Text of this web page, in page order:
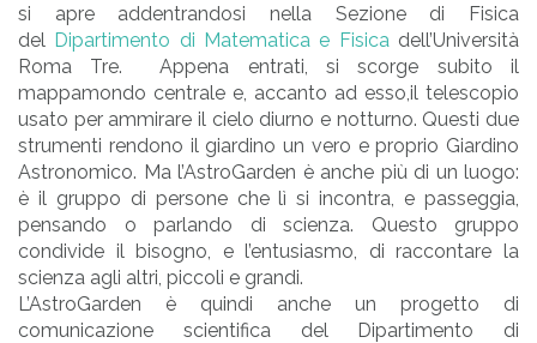
si apre addentrandosi nella Sezione di Fisica
del Dipartimento di Matematica e Fisicadell’Università
Roma Tre. Appena entrati, si scorge subito il
mappamondo centrale e, accanto ad esso,il telescopio
usato per ammirare il cielo diurno e notturno. Questi due
strumenti rendono il giardino un vero e proprio Giardino
Astronomico. Ma l’AstroGarden è anche più di un luogo:
è il gruppo di persone che lì si incontra, e passeggia,
pensando o parlando di scienza. Questo gruppo
condivide il bisogno, e l’entusiasmo, di raccontare la
scienza agli altri, piccoli e grandi.
L’AstroGarden è quindi anche un progetto di
comunicazione scientifica del Dipartimento di